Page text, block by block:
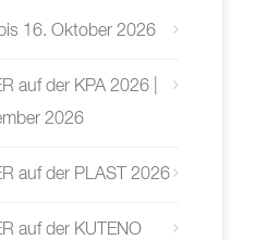
16. Oktober 2026
auf der KPA 2026 |
2026
auf der PLAST 2026
auf der KUTENO